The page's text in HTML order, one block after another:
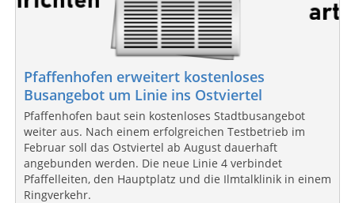
Pfaffenhofen erweitert kostenloses
Busangebot um Linie ins Ostviertel
Pfaffenhofen baut sein kostenloses Stadtbusangebot
weiter aus. Nach einem erfolgreichen Testbetrieb im
Februar soll das Ostviertel ab August dauerhaft
angebunden werden. Die neue Linie 4 verbindet
Pfaffelleiten, den Hauptplatz und die Ilmtalklinik in einem
Ringverkehr.